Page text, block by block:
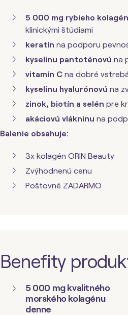
5 000 mg rybieho
klinickými štúdiami
keratín na podporu
kyselinu pantoténovú na
vitamín C na dobré
kyselinu hyalurónovú na
zinok, biotín a selén pre
akáciovú vlákninu na
Balenie obsahuje:
3x kolagén ORIN Beauty
Zvýhodnenú cenu
Poštovné ZADARMO
Benefity
5 000 mg kvalitného
morského kolagénu
denne